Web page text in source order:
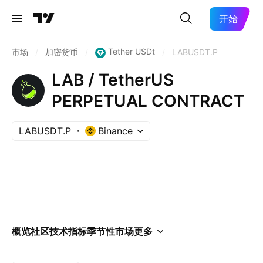
开始
市场 加密货币 Tether USDt LABUSDT.P
LAB / TetherUS
PERPETUAL CONTRACT
LABUSDT.P Binance
概览社区技术指标季节性市场更多